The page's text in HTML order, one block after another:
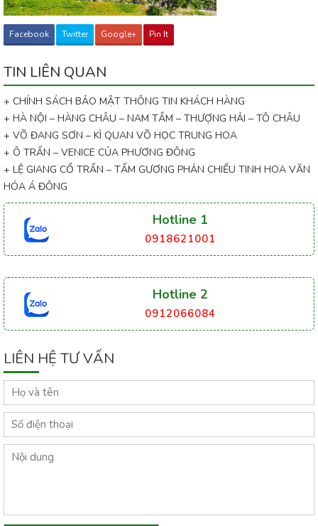
Facebook Twitter Google+ Pin It
TIN LIÊN QUAN
+ CHÍNH SÁCH BẢO MẬT THÔNG TIN KHÁCH HÀNG
+ HÀ NỘI – HÀNG CHÂU – NAM TẦM – THƯỢNG HẢI – TÔ CHÂU
+ VÕ ĐANG SƠN – KÌ QUAN VÕ HỌC TRUNG HOA
+ Ô TRẤN – VENICE CỦA PHƯƠNG ĐÔNG
+ LỆ GIANG CỔ TRẤN – TẤM GƯƠNG PHẢN CHIẾU TINH HOA VĂN
HÓA Á ĐÔNG
Hotline 1
0918621001
Hotline 2
0912066084
LIÊN HỆ TƯ VẤN